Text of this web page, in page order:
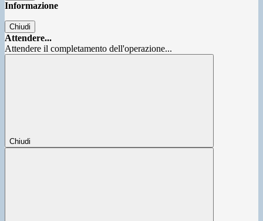
Informazione
Chiudi
Attendere...
Attendere il completamento dell'operazione...
Chiudi